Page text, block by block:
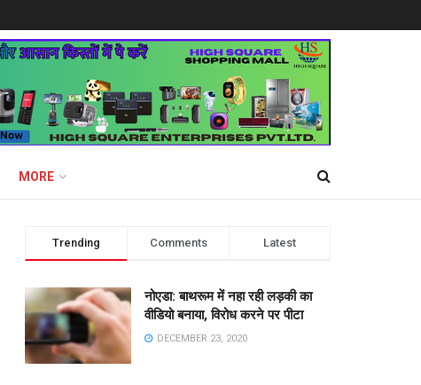
MORE
Trending Comments Latest
नोएडा: बाथरूम में नहा रही लड़की का
वीडियो बनाया, विरोध करने पर पीटा
DECEMBER 23, 2020